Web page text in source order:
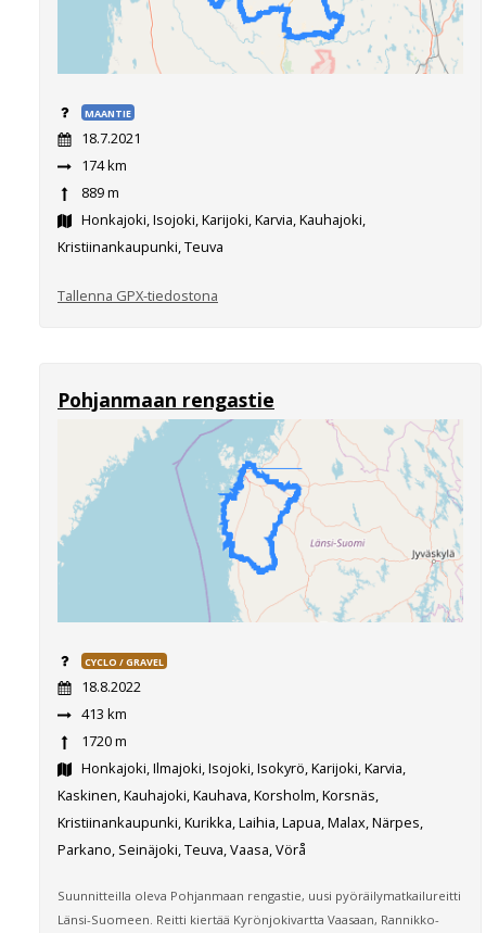
MAANTIE
18.7.2021
174 km
889 m
Honkajoki, Isojoki, Karijoki, Karvia, Kauhajoki,
Kristiinankaupunki, Teuva
Tallenna GPX-tiedostona
Pohjanmaan rengastie
CYCLO / GRAVEL
18.8.2022
413 km
1720 m
Honkajoki, Ilmajoki, Isojoki, Isokyrö, Karijoki, Karvia,
Kaskinen, Kauhajoki, Kauhava, Korsholm, Korsnäs,
Kristiinankaupunki, Kurikka, Laihia, Lapua, Malax, Närpes,
Parkano, Seinäjoki, Teuva, Vaasa, Vörå
Suunnitteilla oleva Pohjanmaan rengastie, uusi pyöräilymatkailureitti
Länsi-Suomeen. Reitti kiertää Kyrönjokivartta Vaasaan, Rannikko-